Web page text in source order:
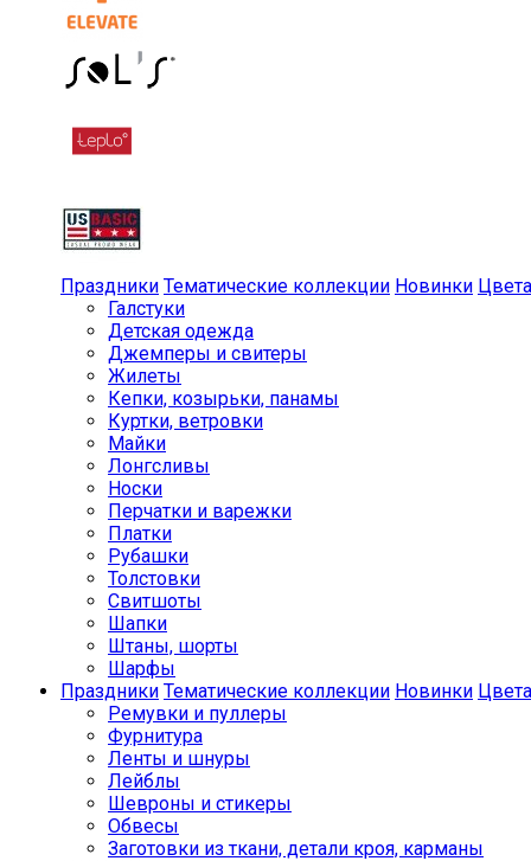
Праздники Тематические коллекции Новинки Цвета
Галстуки
Детская одежда
Джемперы и свитеры
Жилеты
Кепки, козырьки, панамы
Куртки, ветровки
Майки
Лонгсливы
Носки
Перчатки и варежки
Платки
Рубашки
Толстовки
Свитшоты
Шапки
Штаны, шорты
Шарфы
Праздники Тематические коллекции Новинки Цвета
Ремувки и пуллеры
Фурнитура
Ленты и шнуры
Лейблы
Шевроны и стикеры
Обвесы
Заготовки из ткани, детали кроя, карманы